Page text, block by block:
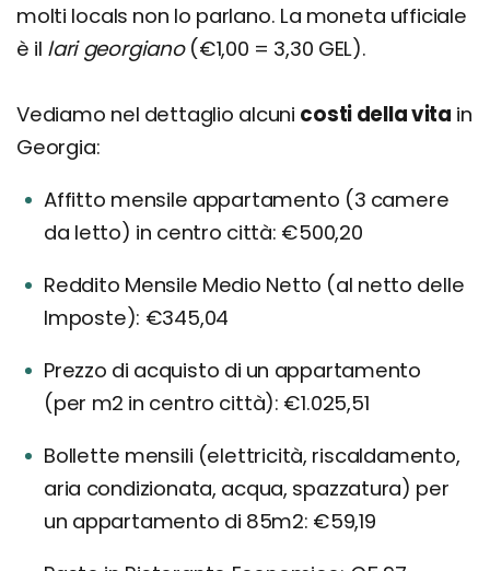
molti locals non lo parlano. La moneta ufficiale
è il lari georgiano(€1,00 = 3,30 GEL).
Vediamo nel dettaglio alcuni costi della vita in
Georgia:
Affitto mensile appartamento (3 camere
da letto) in centro città: €500,20
Reddito Mensile Medio Netto (al netto delle
Imposte): €345,04
Prezzo di acquisto di un appartamento
(per m2 in centro città): €1.025,51
Bollette mensili (elettricità, riscaldamento,
aria condizionata, acqua, spazzatura) per
un appartamento di 85m2: €59,19